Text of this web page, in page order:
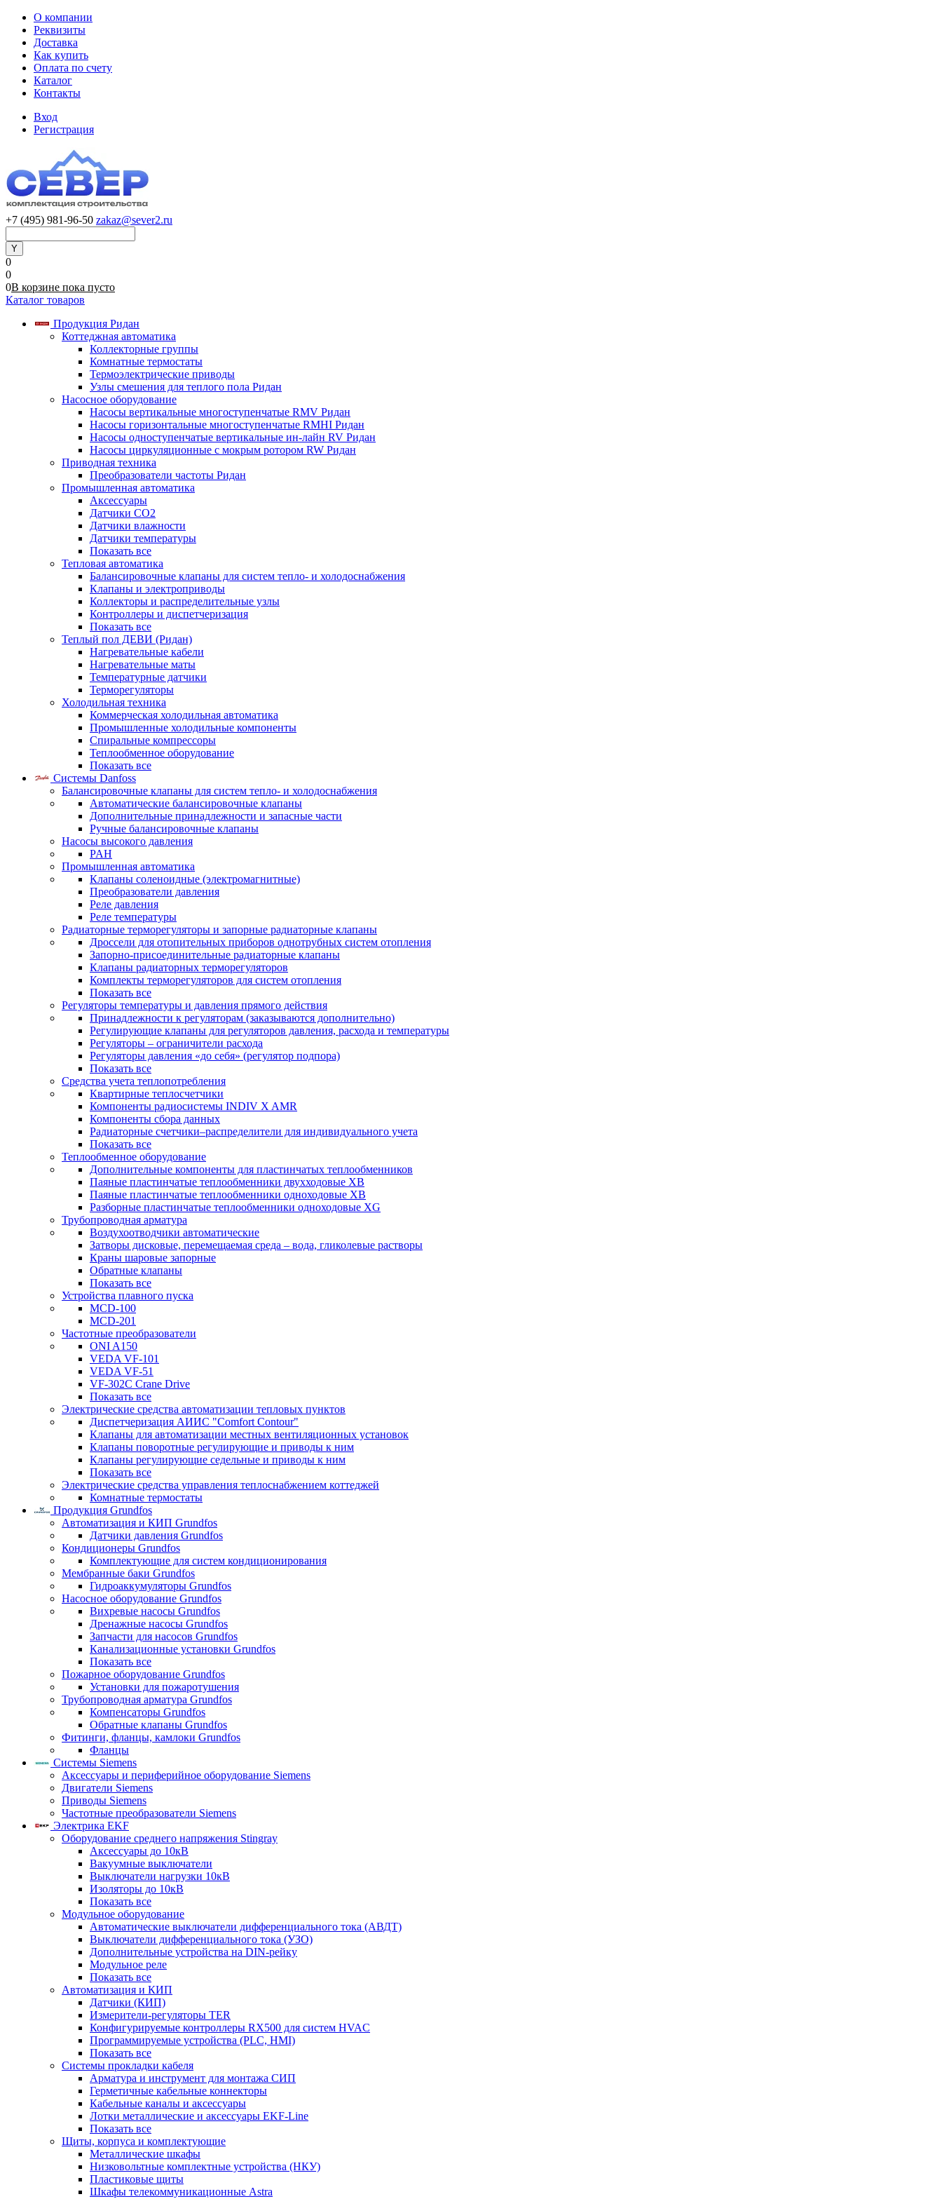
О компании
Реквизиты
Доставка
Как купить
Оплата по счету
Каталог
Контакты
Вход
Регистрация
+7 (495) 981-96-50 zakaz@sever2.ru
0
0
0В корзине пока пусто
Каталог товаров
Продукция Ридан
Коттеджная автоматика
Коллекторные группы
Комнатные термостаты
Термоэлектрические приводы
Узлы смешения для теплого пола Ридан
Насосное оборудование
Насосы вертикальные многоступенчатые RMV Ридан
Насосы горизонтальные многоступенчатые RMHI Ридан
Насосы одноступенчатые вертикальные ин-лайн RV Ридан
Насосы циркуляционные с мокрым ротором RW Ридан
Приводная техника
Преобразователи частоты Ридан
Промышленная автоматика
Аксессуары
Датчики CO2
Датчики влажности
Датчики температуры
Показать все
Тепловая автоматика
Балансировочные клапаны для систем тепло- и холодоснабжения
Клапаны и электроприводы
Коллекторы и распределительные узлы
Контроллеры и диспетчеризация
Показать все
Теплый пол ДЕВИ (Ридан)
Нагревательные кабели
Нагревательные маты
Температурные датчики
Терморегуляторы
Холодильная техника
Коммерческая холодильная автоматика
Промышленные холодильные компоненты
Спиральные компрессоры
Теплообменное оборудование
Показать все
Системы Danfoss
Балансировочные клапаны для систем тепло- и холодоснабжения
Автоматические балансировочные клапаны
Дополнительные принадлежности и запасные части
Ручные балансировочные клапаны
Насосы высокого давления
PAH
Промышленная автоматика
Клапаны соленоидные (электромагнитные)
Преобразователи давления
Реле давления
Реле температуры
Радиаторные терморегуляторы и запорные радиаторные клапаны
Дроссели для отопительных приборов однотрубных систем отопления
Запорно-присоединительные радиаторные клапаны
Клапаны радиаторных терморегуляторов
Комплекты терморегуляторов для систем отопления
Показать все
Регуляторы температуры и давления прямого действия
Принадлежности к регуляторам (заказываются дополнительно)
Регулирующие клапаны для регуляторов давления, расхода и температуры
Регуляторы – ограничители расхода
Регуляторы давления «до себя» (регулятор подпора)
Показать все
Средства учета теплопотребления
Квартирные теплосчетчики
Компоненты радиосистемы INDIV X AMR
Компоненты сбора данных
Радиаторные счетчики–распределители для индивидуального учета
Показать все
Теплообменное оборудование
Дополнительные компоненты для пластинчатых теплообменников
Паяные пластинчатые теплообменники двухходовые XB
Паяные пластинчатые теплообменники одноходовые ХВ
Разборные пластинчатые теплообменники одноходовые ХG
Трубопроводная арматура
Воздухоотводчики автоматические
Затворы дисковые, перемещаемая среда – вода, гликолевые растворы
Краны шаровые запорные
Обратные клапаны
Показать все
Устройства плавного пуска
MCD-100
MCD-201
Частотные преобразователи
ONI A150
VEDA VF-101
VEDA VF-51
VF-302C Crane Drive
Показать все
Электрические средства автоматизации тепловых пунктов
Диспетчеризация АИИС "Comfort Contour"
Клапаны для автоматизации местных вентиляционных установок
Клапаны поворотные регулирующие и приводы к ним
Клапаны регулирующие седельные и приводы к ним
Показать все
Электрические средства управления теплоснабжением коттеджей
Комнатные термостаты
Продукция Grundfos
Автоматизация и КИП Grundfos
Датчики давления Grundfos
Кондиционеры Grundfos
Комплектующие для систем кондиционирования
Мембранные баки Grundfos
Гидроаккумуляторы Grundfos
Насосное оборудование Grundfos
Вихревые насосы Grundfos
Дренажные насосы Grundfos
Запчасти для насосов Grundfos
Канализационные установки Grundfos
Показать все
Пожарное оборудование Grundfos
Установки для пожаротушения
Трубопроводная арматура Grundfos
Компенсаторы Grundfos
Обратные клапаны Grundfos
Фитинги, фланцы, камлоки Grundfos
Фланцы
Системы Siemens
Аксессуары и периферийное оборудование Siemens
Двигатели Siemens
Приводы Siemens
Частотные преобразователи Siemens
Электрика EKF
Оборудование среднего напряжения Stingray
Аксессуары до 10кВ
Вакуумные выключатели
Выключатели нагрузки 10кВ
Изоляторы до 10кВ
Показать все
Модульное оборудование
Автоматические выключатели дифференциального тока (АВДТ)
Выключатели дифференциального тока (УЗО)
Дополнительные устройства на DIN-рейку
Модульное реле
Показать все
Автоматизация и КИП
Датчики (КИП)
Измерители-регуляторы TER
Конфигурируемые контроллеры RX500 для систем HVAC
Программируемые устройства (PLC, HMI)
Показать все
Системы прокладки кабеля
Арматура и инструмент для монтажа СИП
Герметичные кабельные коннекторы
Кабельные каналы и аксессуары
Лотки металлические и аксессуары EKF-Line
Показать все
Щиты, корпуса и комплектующие
Металлические шкафы
Низковольтные комплектные устройства (НКУ)
Пластиковые щиты
Шкафы телекоммуникационные Astra